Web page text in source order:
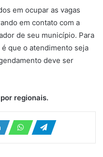
em ocupar as vagas
em contato com a
de seu município. Para
que o atendimento seja
deve ser
regionais.